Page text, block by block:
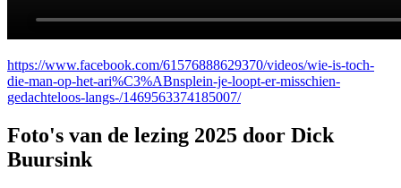
https://www.facebook.com/61576888629370/videos/wie-is-toch-
die-man-op-het-ari%C3%ABnsplein-je-loopt-er-misschien-
gedachteloos-langs-/1469563374185007/
Foto's van de lezing 2025 door Dick
Buursink